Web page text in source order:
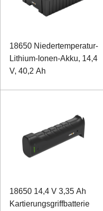
18650 Niedertemperatur-
Lithium-Ionen-Akku, 14,4
V, 40,2 Ah
18650 14,4 V 3,35 Ah
Kartierungsgriffbatterie